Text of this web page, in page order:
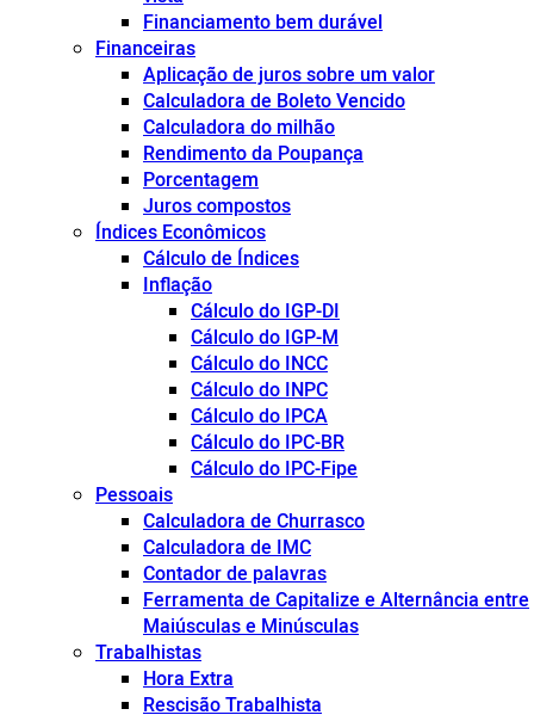
Financiamento bem durável
Financeiras
Aplicação de juros sobre um valor
Calculadora de Boleto Vencido
Calculadora do milhão
Rendimento da Poupança
Porcentagem
Juros compostos
Índices Econômicos
Cálculo de Índices
Inflação
Cálculo do IGP-DI
Cálculo do IGP-M
Cálculo do INCC
Cálculo do INPC
Cálculo do IPCA
Cálculo do IPC-BR
Cálculo do IPC-Fipe
Pessoais
Calculadora de Churrasco
Calculadora de IMC
Contador de palavras
Ferramenta de Capitalize e Alternância entre
Maiúsculas e Minúsculas
Trabalhistas
Hora Extra
Rescisão Trabalhista